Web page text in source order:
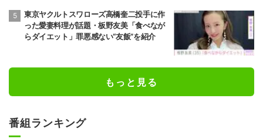
東京ヤクルトスワローズ高橋奎二投手に作
った愛妻料理が話題・板野友美「食べなが
らダイエット」罪悪感ない“友飯”を紹介
もっと見る
番組ランキング